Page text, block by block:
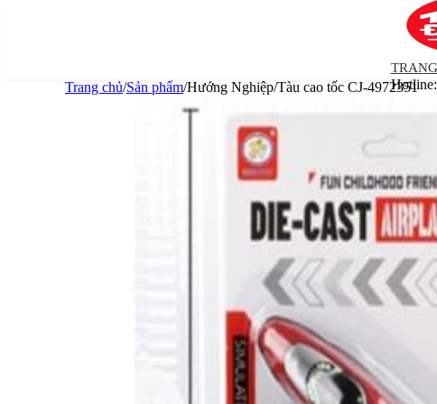
Hotline:
Trang chủ/Sản phẩm/Hướng Nghiệp/Tàu cao tốc CJ-4972351